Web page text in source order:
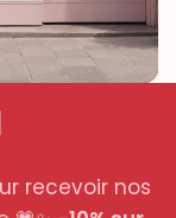
recevoir nos